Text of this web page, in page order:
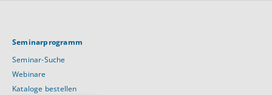
Seminarprogramm
Seminar-Suche
Webinare
Kataloge bestellen